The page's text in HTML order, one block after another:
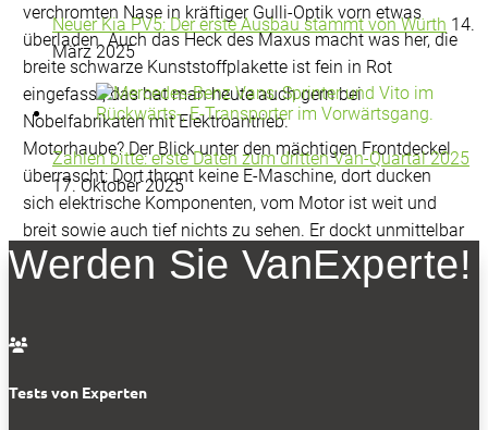
verchromten Nase in kräftiger Gulli-Optik vorn etwas
überladen. Auch das Heck des Maxus macht was her, die
breite schwarze Kunststoffplakette ist fein in Rot
eingefasst, das hat man heute auch gern bei
Nobelfabrikaten mit Elektroantrieb.
Motorhaube? Der Blick unter den mächtigen Frontdeckel
überrascht: Dort thront keine E-Maschine, dort ducken
sich elektrische Komponenten, vom Motor ist weit und
breit sowie auch tief nichts zu sehen. Er dockt unmittelbar
an der angetriebenen Hinterachse an. Ursprünglich war
der Platz in der ersten Reihe für einen großen Diesel
Anbietern die kräftig geformte Nase, der erste
Die Maximalleistung seiner E-Maschine beläuft sich auf
Neuer Kia PV5: Der erste Ausbau stammt von Würth 14.
März 2025
Zahlen bitte: erste Daten zum dritten Van-Quartal 2025
17. Oktober 2025
Werden Sie VanExperte!

Tests von Experten